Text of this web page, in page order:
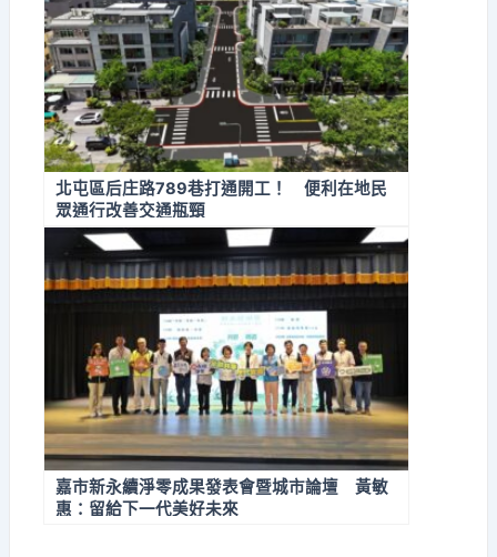
北屯區后庄路789巷打通開工！ 便利在地民
眾通行改善交通瓶頸
嘉市新永續淨零成果發表會暨城市論壇 黃敏
惠：留給下一代美好未來